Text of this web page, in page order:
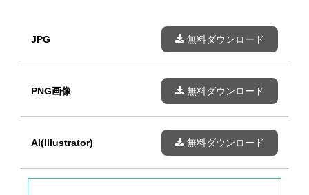
JPG 無料ダウンロード
PNG画像 無料ダウンロード
AI(Illustrator) 無料ダウンロード